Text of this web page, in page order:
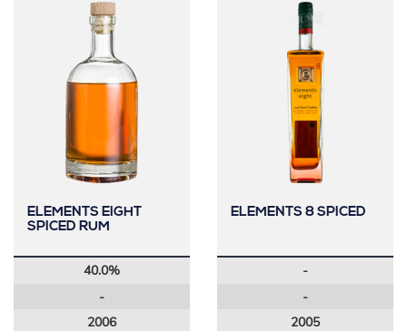
ELEMENTS EIGHT
SPICED RUM
40.0%
-
2006
ELEMENTS 8 SPICED
-
-
2005